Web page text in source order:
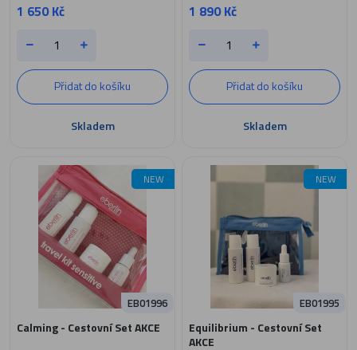
1 650 Kč
Přidat do košíku
Skladem
1 890 Kč
Přidat do košíku
Skladem
NEW
Calming - Cestovní Set AKCE
EB01996
NEW
Equilibrium - Cestovní Set
AKCE
EB01995